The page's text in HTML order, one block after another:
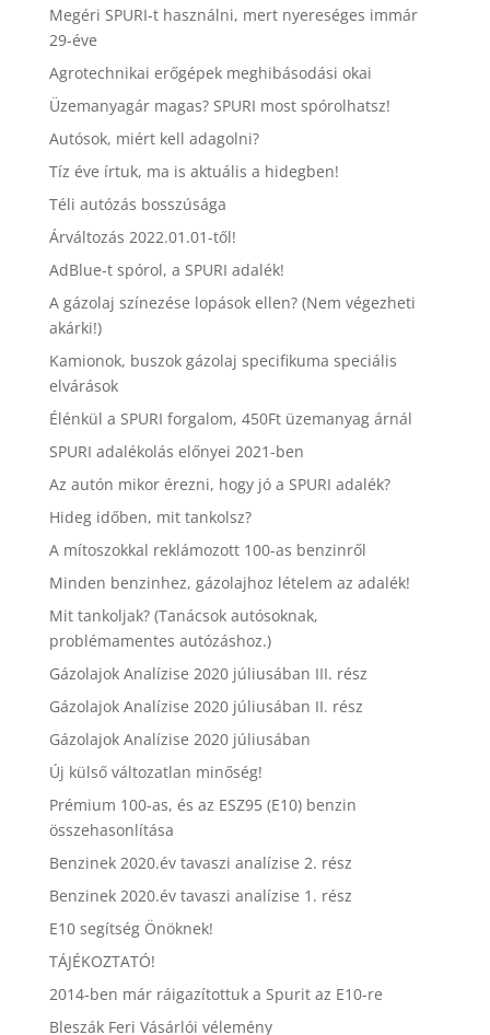
Megéri SPURI-t használni, mert nyereséges immár
29-éve
Agrotechnikai erőgépek meghibásodási okai
Üzemanyagár magas? SPURI most spórolhatsz!
Autósok, miért kell adagolni?
Tíz éve írtuk, ma is aktuális a hidegben!
Téli autózás bosszúsága
Árváltozás 2022.01.01-től!
AdBlue-t spórol, a SPURI adalék!
A gázolaj színezése lopások ellen? (Nem végezheti
akárki!)
Kamionok, buszok gázolaj specifikuma speciális
elvárások
Élénkül a SPURI forgalom, 450Ft üzemanyag árnál
SPURI adalékolás előnyei 2021-ben
Az autón mikor érezni, hogy jó a SPURI adalék?
Hideg időben, mit tankolsz?
A mítoszokkal reklámozott 100-as benzinről
Minden benzinhez, gázolajhoz lételem az adalék!
Mit tankoljak? (Tanácsok autósoknak,
problémamentes autózáshoz.)
Gázolajok Analízise 2020 júliusában III. rész
Gázolajok Analízise 2020 júliusában II. rész
Gázolajok Analízise 2020 júliusában
Új külső változatlan minőség!
Prémium 100-as, és az ESZ95 (E10) benzin
összehasonlítása
Benzinek 2020.év tavaszi analízise 2. rész
Benzinek 2020.év tavaszi analízise 1. rész
E10 segítség Önöknek!
TÁJÉKOZTATÓ!
2014-ben már ráigazítottuk a Spurit az E10-re
Bleszák Feri Vásárlói vélemény